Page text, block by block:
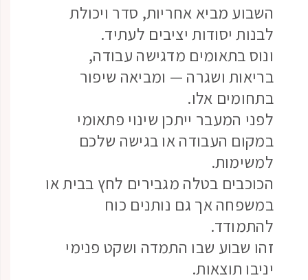
השבוע מביא אחריות, סדר ויכולת
לבנות יסודות יציבים לעתיד.
ונוס בתאומים מדגישה עבודה,
בריאות ושגרה — ומביאה שיפור
בתחומים אלו.
לפני המעבר ייתכן שינוי פתאומי
במקום העבודה או בגישה שלכם
למשימות.
הכוכבים בטלה מגבירים לחץ בבית או
במשפחה אך גם נותנים כוח
להתמודד.
זהו שבוע שבו התמדה ושקט פנימי
יניבו תוצאות.